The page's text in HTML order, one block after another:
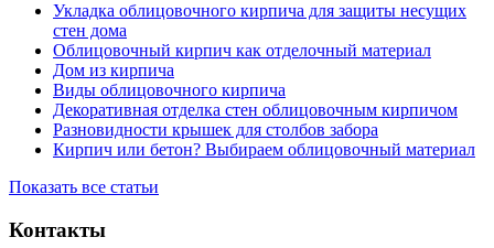
Укладка облицовочного кирпича для защиты несущих
стен дома
Облицовочный кирпич как отделочный материал
Дом из кирпича
Виды облицовочного кирпича
Декоративная отделка стен облицовочным кирпичом
Разновидности крышек для столбов забора
Кирпич или бетон? Выбираем облицовочный материал
Показать все статьи
Контакты